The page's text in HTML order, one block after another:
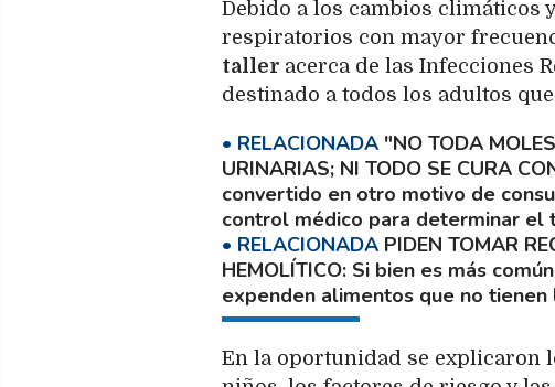
Debido a los cambios climáticos
respiratorios con mayor
taller acerca de las Infecciones
destinado a todos los adultos
"NO TODA
URINARIAS; NI TODO SE CURA
convertido en otro motivo de
control médico para determinar el
PIDEN TOMAR
HEMOLÍTICO Si bien es más
expenden alimentos que no tienen
En la oportunidad se explicaron